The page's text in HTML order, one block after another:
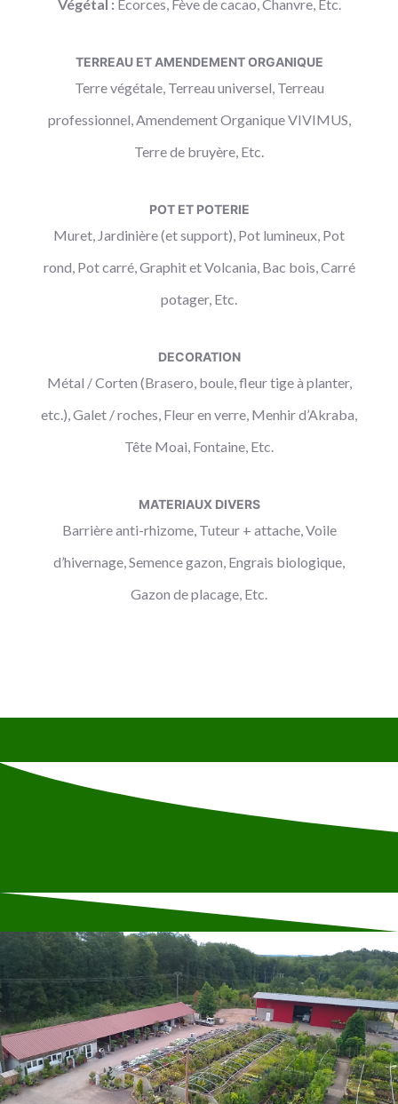
Végétal :Ecorces, Fève de cacao, Chanvre, Etc.
TERREAU ET AMENDEMENT ORGANIQUE
Terre végétale, Terreau universel, Terreau
professionnel, Amendement Organique VIVIMUS,
Terre de bruyère, Etc.
POT ET POTERIE
Muret, Jardinière (et support), Pot lumineux, Pot
rond, Pot carré, Graphit et Volcania, Bac bois, Carré
potager, Etc.
DECORATION
Métal / Corten (Brasero, boule, fleur tige à planter,
etc.), Galet / roches, Fleur en verre, Menhir d’Akraba,
Tête Moai, Fontaine, Etc.
MATERIAUX DIVERS
Barrière anti-rhizome, Tuteur + attache, Voile
d’hivernage, Semence gazon, Engrais biologique,
Gazon de placage, Etc.